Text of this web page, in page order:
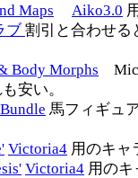
Maps
Aiko3.0
ブ割引と合わせる
Body Morphs
安い。
馬フィギュ
Victoria4 用のキャ
Victoria4 用のキ